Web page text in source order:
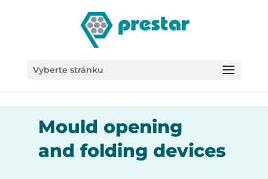
Vyberte stránku
Mould opening
and folding devices